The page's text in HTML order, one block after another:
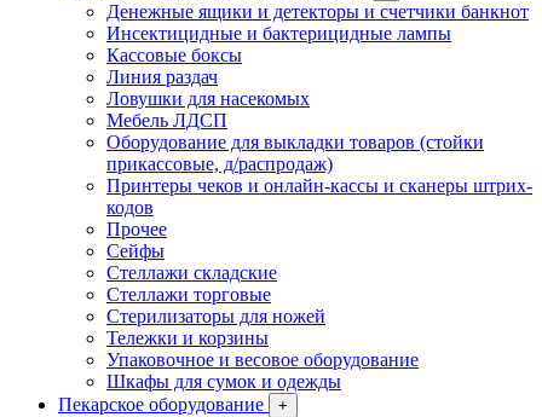
Денежные ящики и детекторы и счетчики банкнот
Инсектицидные и бактерицидные лампы
Кассовые боксы
Линия раздач
Ловушки для насекомых
Мебель ЛДСП
Оборудование для выкладки товаров (стойки
прикассовые, д/распродаж)
Принтеры чеков и онлайн-кассы и сканеры штрих-
кодов
Прочее
Сейфы
Стеллажи складские
Стеллажи торговые
Стерилизаторы для ножей
Тележки и корзины
Упаковочное и весовое оборудование
Шкафы для сумок и одежды
Пекарское оборудование
+